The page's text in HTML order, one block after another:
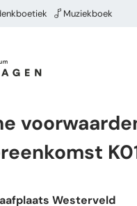
Muziekboek
Westerveld